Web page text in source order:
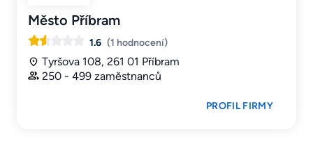
Město Příbram
1.6 (1 hodnocení)
Tyršova 108, 261 01 Příbram
250 - 499 zaměstnanců
PROFIL FIRMY